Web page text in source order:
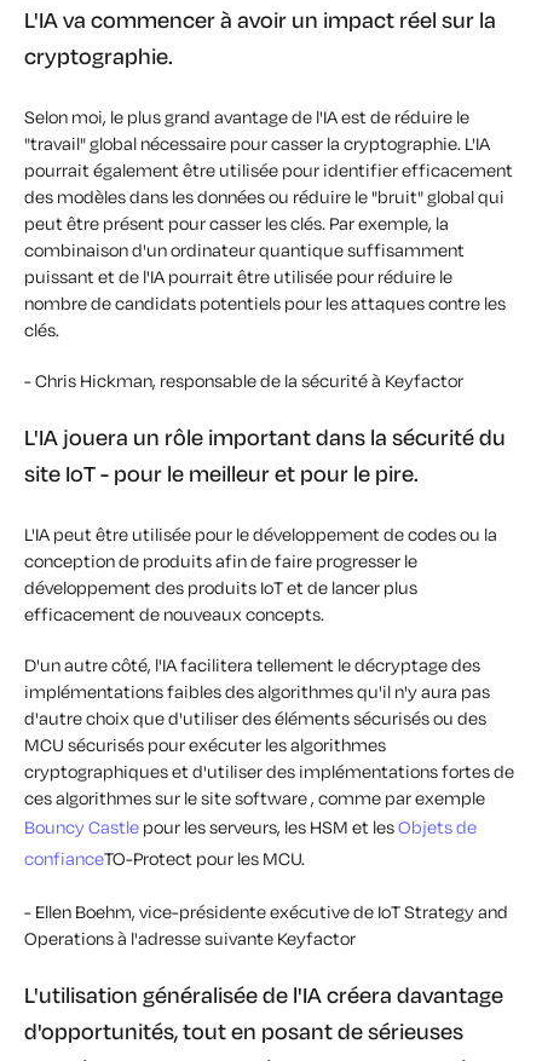
L'IA va commencer à avoir un impact réel sur la
cryptographie.
Selon moi, le plus grand avantage de l'IA est de réduire le
"travail" global nécessaire pour casser la cryptographie. L'IA
pourrait également être utilisée pour identifier efficacement
des modèles dans les données ou réduire le "bruit" global qui
peut être présent pour casser les clés. Par exemple, la
combinaison d'un ordinateur quantique suffisamment
puissant et de l'IA pourrait être utilisée pour réduire le
nombre de candidats potentiels pour les attaques contre les
clés.
- Chris Hickman, responsable de la sécurité à Keyfactor
L'IA jouera un rôle important dans la sécurité du
site IoT - pour le meilleur et pour le pire.
L'IA peut être utilisée pour le développement de codes ou la
conception de produits afin de faire progresser le
développement des produits IoT et de lancer plus
efficacement de nouveaux concepts.
D'un autre côté, l'IA facilitera tellement le décryptage des
implémentations faibles des algorithmes qu'il n'y aura pas
d'autre choix que d'utiliser des éléments sécurisés ou des
MCU sécurisés pour exécuter les algorithmes
cryptographiques et d'utiliser des implémentations fortes de
ces algorithmes sur le site software , comme par exemple
Bouncy Castle pour les serveurs, les HSM et lesObjets de
confianceTO-Protect pour les MCU.
- Ellen Boehm, vice-présidente exécutive de IoT Strategy and
Operations à l'adresse suivante Keyfactor
L'utilisation généralisée de l'IA créera davantage
d'opportunités, tout en posant de sérieuses